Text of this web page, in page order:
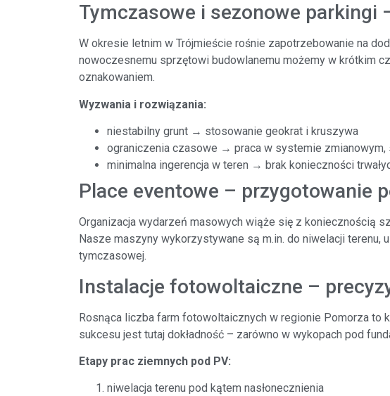
Tymczasowe i sezonowe parkingi
W okresie letnim w Trójmieście rośnie zapotrzebowanie na
nowoczesnemu sprzętowi budowlanemu możemy w krótkim
oznakowaniem.
Wyzwania i rozwiązania:
niestabilny grunt → stosowanie geokrat i kruszywa
ograniczenia czasowe → praca w systemie
minimalna ingerencja w teren → brak konieczności
Place eventowe – przygotowanie
Organizacja wydarzeń masowych wiąże się z koniecznością
Nasze maszyny wykorzystywane są m.in. do niwelacji
tymczasowej.
Instalacje fotowoltaiczne –
Rosnąca liczba farm fotowoltaicznych w regionie Pomorza to
sukcesu jest tutaj dokładność – zarówno w wykopach pod
Etapy prac ziemnych pod PV:
niwelacja terenu pod kątem nasłonecznienia